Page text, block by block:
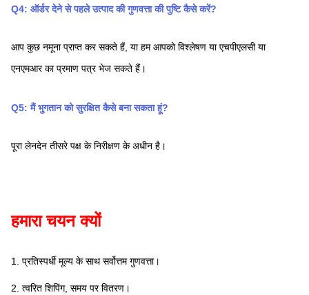
Q4: ऑर्डर देने से पहले उत्पाद की गुणवत्ता की पुष्टि कैसे करें?
आप कुछ नमूना प्राप्त कर सकते हैं, या हम आपको विश्लेषण या एचपीएलसी या
एनएमआर का प्रमाण पत्र भेज सकते हैं।
Q5: मैं भुगतान को सुरक्षित कैसे बना सकता हूं?
पूरा लेनदेन तीसरे पक्ष के निरीक्षण के अधीन है।
हमारा चयन क्यों
1. प्रतिस्पर्धी मूल्य के साथ सर्वोत्तम गुणवत्ता।
2. त्वरित शिपिंग, समय पर वितरण।